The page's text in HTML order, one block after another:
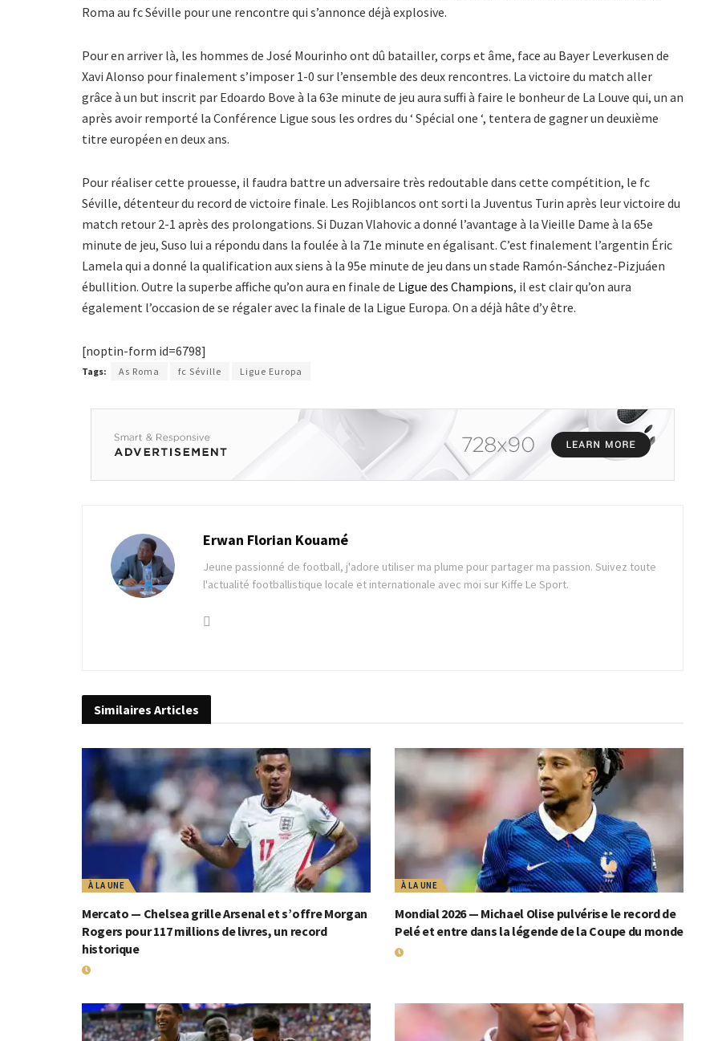
Roma au fc Séville pour une rencontre qui s’annonce déjà explosive.
Pour en arriver là, les hommes de José Mourinho ont dû batailler, corps et âme, face au Bayer Leverkusen de
Xavi Alonso pour finalement s’imposer 1-0 sur l’ensemble des deux rencontres. La victoire du match aller
grâce à un but inscrit par Edoardo Bove à la 63e minute de jeu aura suffi à faire le bonheur de La Louve qui, un an
après avoir remporté la Conférence Ligue sous les ordres du ‘ Spécial one ‘, tentera de gagner un deuxième
titre européen en deux ans.
Pour réaliser cette prouesse, il faudra battre un adversaire très redoutable dans cette compétition, le fc
Séville, détenteur du record de victoire finale. Les Rojiblancos ont sorti la Juventus Turin après leur victoire du
match retour 2-1 après des prolongations. Si Duzan Vlahovic a donné l’avantage à la Vieille Dame à la 65e
minute de jeu, Suso lui a répondu dans la foulée à la 71e minute en égalisant. C’est finalement l’argentin Éric
Lamela qui a donné la qualification aux siens à la 95e minute de jeu dans un stade Ramón-Sánchez-Pizjuáen
ébullition. Outre la superbe affiche qu’on aura en finale de Ligue des Champions, il est clair qu’on aura
également l’occasion de se régaler avec la finale de la Ligue Europa. On a déjà hâte d’y être.
[noptin-form id=6798]
Tags: As Roma fc Séville Ligue Europa
Erwan Florian Kouamé
Jeune passionné de football, j'adore utiliser ma plume pour partager ma passion. Suivez toute
l'actualité footballistique locale et internationale avec moi sur Kiffe Le Sport.
Similaires Articles
À LA UNE
Mercato — Chelsea grille Arsenal et s’offre Morgan
Rogers pour 117 millions de livres, un record
historique
À LA UNE
Mondial 2026 — Michael Olise pulvérise le record de
Pelé et entre dans la légende de la Coupe du monde